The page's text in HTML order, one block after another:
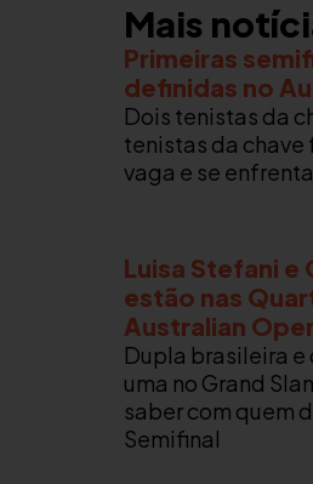
Mais
Primeiras
definidas no
Dois tenistas da
tenistas da chave
vaga e se
Luisa Stefani e
estão nas
Australian
Dupla brasileira e
uma no Grand
saber com quem
Semifinal